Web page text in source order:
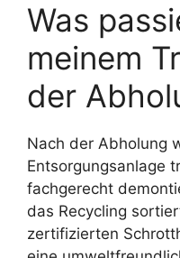
Was
meinem
der
Nach der Abholung
Entsorgungsanlage
fachgerecht
das Recycling
zertifizierten